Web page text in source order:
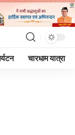
चारधाम यात्रा